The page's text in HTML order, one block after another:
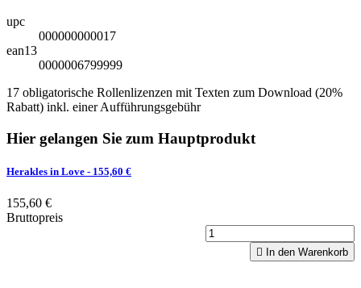
upc
000000000017
ean13
0000006799999
17 obligatorische Rollenlizenzen mit Texten zum Download (20%
Rabatt) inkl. einer Aufführungsgebühr
Hier gelangen Sie zum Hauptprodukt
Herakles in Love - 155,60 €
155,60 €
Bruttopreis
 In den Warenkorb